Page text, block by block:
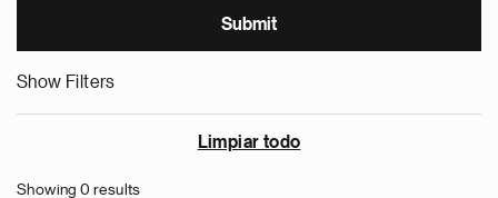
Show Filters
Limpiar todo
Showing 0 results